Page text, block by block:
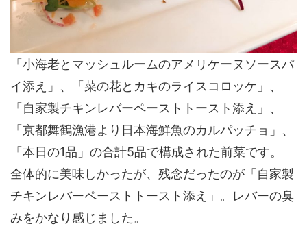
「小海老とマッシュルームのアメリケーヌソースパ
イ添え」、「菜の花とカキのライスコロッケ」、
「自家製チキンレバーペーストトースト添え」、
「京都舞鶴漁港より日本海鮮魚のカルパッチョ」、
「本日の1品」の合計5品で構成された前菜です。
全体的に美味しかったが、残念だったのが「自家製
チキンレバーペーストトースト添え」。レバーの臭
みをかなり感じました。